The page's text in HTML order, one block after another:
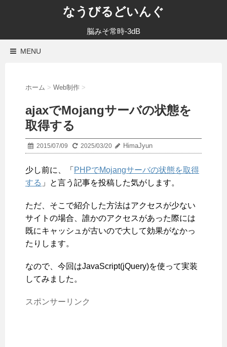
なうびるどいんぐ
脳みそ常時-3dB
MENU
ホーム > Web制作 >
ajaxでMojangサーバの状態を
取得する
2015/07/09 2025/03/20 HimaJyun
少し前に、「 PHPでMojangサーバの状態を取得
する 」と言う記事を投稿した気がします。
ただ、そこで紹介した方法はアクセスが少ない
サイトの場合、誰かのアクセスがあった際には
既にキャッシュが古いので大して効果がなかっ
たりします。
なので、今回はJavaScript(jQuery)を使って実装
してみました。
スポンサーリンク